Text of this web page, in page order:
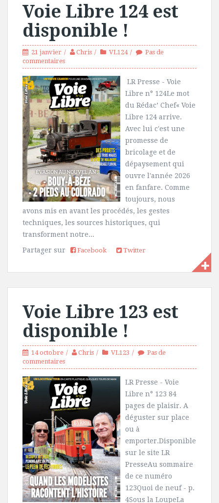
Voie Libre 124 est
disponible !
21 janvier Chris VL124
Pas de
commentaires
LR Presse - Voie
Libre n° 124Le mot
du Rédac’ Chef« Voie
Libre 124 arrive.
Avec lui c'est une
promesse de
bricolage et de
dépaysement qui
ouvre l'année 2026
en fanfare. Comme
toujours, nous
avons mis en avant les procédés, les gestes
techniques, les sources historiques, qui
transforment notre...
Partager sur
Facebook Twitter
Voie Libre 123 est
disponible !
14 octobre Chris VL123
Pas de
commentaires
LR Presse - Voie
Libre n° 123 84
pages de plaisir. A
déguster sur place
ou à
emporter.Disponible
sur le site LR
PresseAu sommaire
de ce numéro
123Quoi de neuf - p.
4Sous la LoupeLa